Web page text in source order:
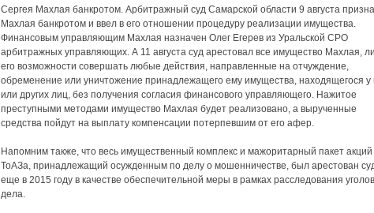
Сергея Махлая банкротом. Арбитражный суд Самарской области 9 августа
Махлая банкротом и ввел в его отношении процедуру реализации имущества.
Финансовым управляющим Махлая назначен Олег Егерев из Уральской СРО
арбитражных управляющих. А 11 августа суд арестовал все имущество Махлая,
его возможности совершать любые действия, направленные на отчуждение,
обременение или уничтожение принадлежащего ему имущества, находящегося у
или других лиц, без получения согласия финансового управляющего. Нажитое
преступными методами имущество Махлая будет реализовано, а вырученные
средства пойдут на выплату компенсации потерпевшим от его афер.
Напомним также, что весь имущественный комплекс и мажоритарный пакет акций
ТоАЗа, принадлежащий осужденным по делу о мошенничестве, был арестован
еще в 2015 году в качестве обеспечительной меры в рамках расследования
дела.